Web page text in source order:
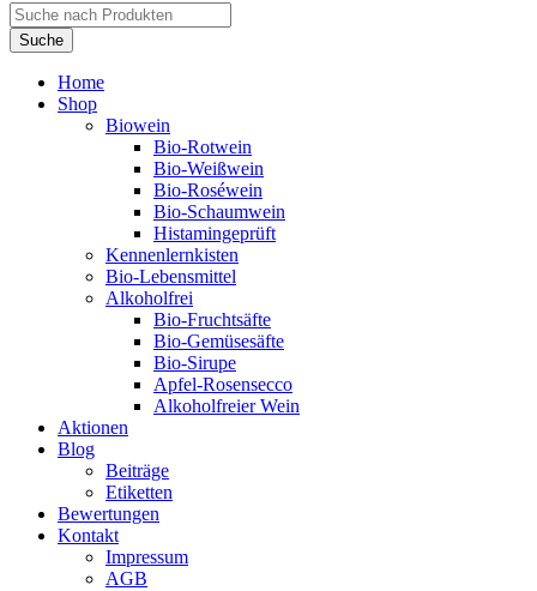
Products
search
Suche
Home
Shop
Biowein
Bio-Rotwein
Bio-Weißwein
Bio-Roséwein
Bio-Schaumwein
Histamingeprüft
Kennenlernkisten
Bio-Lebensmittel
Alkoholfrei
Bio-Fruchtsäfte
Bio-Gemüsesäfte
Bio-Sirupe
Apfel-Rosensecco
Alkoholfreier Wein
Aktionen
Blog
Beiträge
Etiketten
Bewertungen
Kontakt
Impressum
AGB